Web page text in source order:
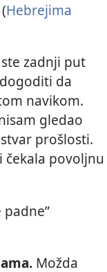
Hebrejima
zadnji put
da
navikom.
gledao
prošlosti.
čekala povoljnu
Možda